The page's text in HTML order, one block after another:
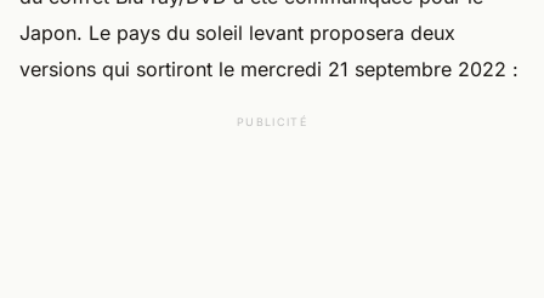
Japon. Le pays du soleil levant proposera deux
versions qui sortiront le mercredi 21 septembre 2022 :
PUBLICITÉ